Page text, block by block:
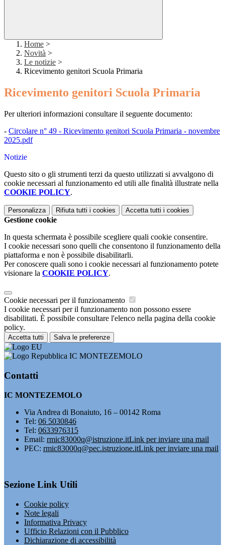
Home >
Novità >
Le notizie >
Ricevimento genitori Scuola Primaria
Ricevimento genitori Scuola Primaria
Per ulteriori informazioni consultare il seguente documento:
- Circolare n° 49 - Ricevimento genitori Scuola Primaria - novembre
2025.pdf
Notizie
Questo sito o gli strumenti terzi da questo utilizzati si avvalgono di
cookie necessari al funzionamento ed utili alle finalità illustrate nella
COOKIE POLICY.
Personalizza Rifiuta tutti i cookies Accetta tutti i cookies
Gestione cookie
In questa schermata è possibile scegliere quali cookie consentire.
I cookie necessari sono quelli che consentono il funzionamento della
piattaforma e non è possibile disabilitarli.
Per conoscere quali sono i cookie necessari al funzionamento potete
visionare la COOKIE POLICY.
Cookie necessari per il funzionamento
I cookie necessari per il funzionamento non possono essere
disabilitati. È possibile consultare l'elenco nella pagina della cookie
policy.
Accetta tutti Salva le preferenze
IC MONTEZEMOLO
Contatti
IC MONTEZEMOLO
Via Andrea di Bonaiuto, 16 – 00142 Roma
Tel: 06 5030846
Tel: 0633976315
Email: rmic83000q@istruzione.itLink per inviare una mail
PEC: rmic83000q@pec.istruzione.itLink per inviare una mail
Sezione Link Utili
Cookie policy
Note legali
Informativa Privacy
Ufficio Relazioni con il Pubblico
Dichiarazione di accessibilità